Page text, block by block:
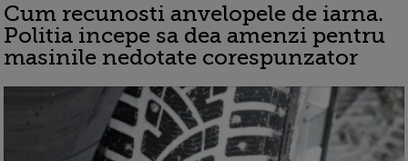
Cum recunosti anvelopele de iarna.
Politia incepe sa dea amenzi pentru
masinile nedotate corespunzator